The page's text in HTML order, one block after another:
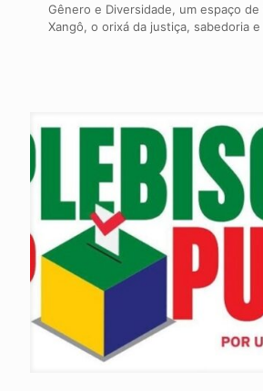
Gênero e Diversidade, um espaço
Xangô, o orixá da justiça, sabedoria